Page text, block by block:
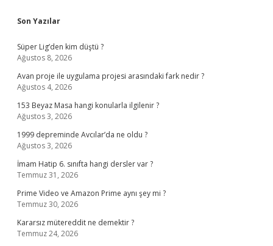
Sidebar
Son Yazılar
Süper Lig’den kim düştü ?
Ağustos 8, 2026
Avan proje ile uygulama projesi arasındaki fark nedir ?
Ağustos 4, 2026
153 Beyaz Masa hangi konularla ilgilenir ?
Ağustos 3, 2026
1999 depreminde Avcılar’da ne oldu ?
Ağustos 3, 2026
İmam Hatip 6. sınıfta hangi dersler var ?
Temmuz 31, 2026
Prime Video ve Amazon Prime aynı şey mi ?
Temmuz 30, 2026
Kararsız mütereddit ne demektir ?
Temmuz 24, 2026